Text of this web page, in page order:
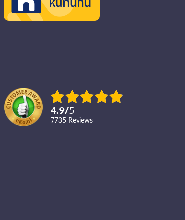
4.9/5
7735 reviews